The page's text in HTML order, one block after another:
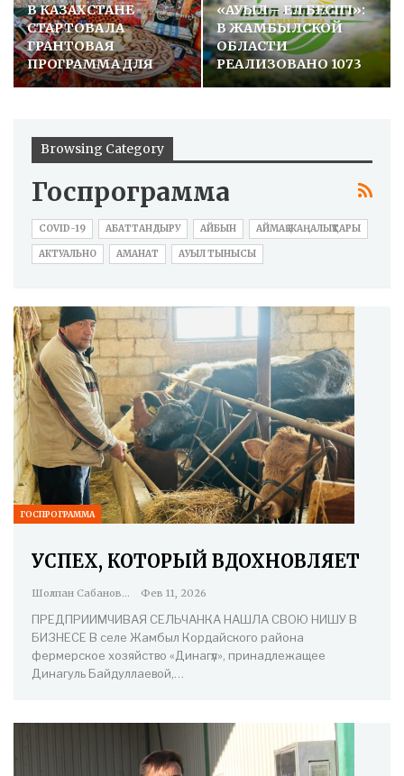
В КАЗАХСТАНЕ
СТАРТОВАЛА
ГРАНТОВАЯ
ПРОГРАММА ДЛЯ
МАСТЕРОВ
«АУЫЛ – ЕЛ БЕСІГІ»:
В ЖАМБЫЛСКОЙ
ОБЛАСТИ
РЕАЛИЗОВАНО 1073
ПРОЕКТА
Browsing Category
Госпрограмма
COVID-19 АБАТТАНДЫРУ АЙБЫН АЙМАҚ ЖАҢАЛЫҚТАРЫ
АКТУАЛЬНО АМАНАТ АУЫЛ ТЫНЫСЫ
ГОСПРОГРАММА
УСПЕХ, КОТОРЫЙ ВДОХНОВЛЯЕТ
Шолпан Сабанова Фев 11, 2026
ПРЕДПРИИМЧИВАЯ СЕЛЬЧАНКА НАШЛА СВОЮ НИШУ В
БИЗНЕСЕ В селе Жамбыл Кордайского района
фермерское хозяйство «Динагүл», принадлежащее
Динагуль Байдуллаевой,…